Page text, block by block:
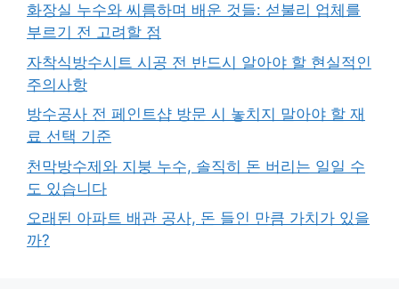
화장실 누수와 씨름하며 배운 것들: 섣불리 업체를
부르기 전 고려할 점
자착식방수시트 시공 전 반드시 알아야 할 현실적인
주의사항
방수공사 전 페인트샵 방문 시 놓치지 말아야 할 재
료 선택 기준
천막방수제와 지붕 누수, 솔직히 돈 버리는 일일 수
도 있습니다
오래된 아파트 배관 공사, 돈 들인 만큼 가치가 있을
까?